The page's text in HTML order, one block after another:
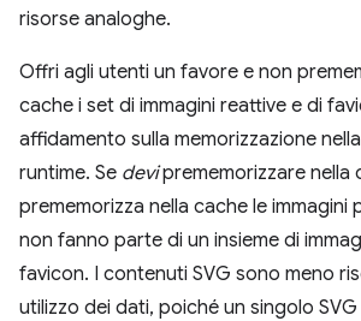
risorse analoghe.
Offri agli utenti un favore e non
cache i set di immagini reattive e di
affidamento sulla memorizzazione
runtime. Se deviprememorizzare nella
prememorizza nella cache le immagini
non fanno parte di un insieme di
favicon. I contenuti SVG sono meno
utilizzo dei dati, poiché un singolo SVG